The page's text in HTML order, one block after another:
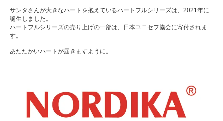
サンタさんが大きなハートを抱えているハートフルシリーズは、2021年に
誕生しました。
ハートフルシリーズの売り上げの一部は、日本ユニセフ協会に寄付されま
す。
あたたかいハートが届きますように。